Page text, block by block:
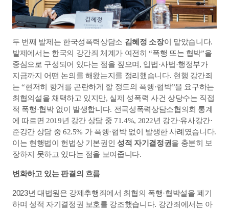
두 번째 발제는 한국성폭력상담소 김혜정 소장이 맡았습니다.
발제에서는 한국의 강간죄 체계가 여전히 “폭행 또는 협박”을
중심으로 구성되어 있다는 점을 짚으며, 입법·사법·행정부가
지금까지 어떤 논의를 해왔는지를 정리했습니다. 현행 강간죄
는 “현저히 항거를 곤란하게 할 정도의 폭행·협박”을 요구하는
최협의설을 채택하고 있지만, 실제 성폭력 사건 상당수는 직접
적 폭행·협박 없이 발생합니다. 전국성폭력상담소협의회 통계
에 따르면 2019년 강간 상담 중 71.4%, 2022년 강간·유사강간·
준강간 상담 중 62.5% 가 폭행·협박 없이 발생한 사례였습니다.
이는 현행법이 헌법상 기본권인 성적 자기결정권을 충분히 보
장하지 못하고 있다는 점을 보여줍니다.
변화하고 있는 판결의 흐름
2023년 대법원은 강제추행죄에서 최협의 폭행·협박설을 폐기
하며 성적 자기결정권 보호를 강조했습니다. 강간죄에서는 아